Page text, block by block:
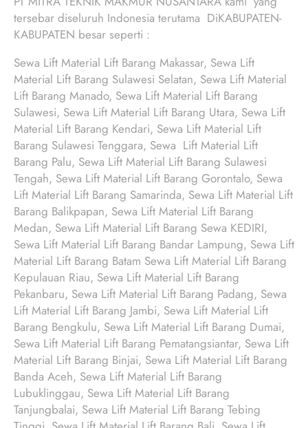
tersebar diseluruh Indonesia terutama DiKABUPATEN-
KABUPATEN besar seperti :
Sewa Lift Material Lift Barang Makassar, Sewa Lift
Material Lift Barang Sulawesi Selatan, Sewa Lift Material
Lift Barang Manado, Sewa Lift Material Lift Barang
Sulawesi, Sewa Lift Material Lift Barang Utara, Sewa Lift
Material Lift Barang Kendari, Sewa Lift Material Lift
Barang Sulawesi Tenggara, Sewa Lift Material Lift
Barang Palu, Sewa Lift Material Lift Barang Sulawesi
Tengah, Sewa Lift Material Lift Barang Gorontalo, Sewa
Lift Material Lift Barang Samarinda, Sewa Lift Material Lift
Barang Balikpapan, Sewa Lift Material Lift Barang
Medan, Sewa Lift Material Lift Barang Sewa KEDIRI,
Sewa Lift Material Lift Barang Bandar Lampung, Sewa Lift
Material Lift Barang Batam Sewa Lift Material Lift Barang
Kepulauan Riau, Sewa Lift Material Lift Barang
Pekanbaru, Sewa Lift Material Lift Barang Padang, Sewa
Lift Material Lift Barang Jambi, Sewa Lift Material Lift
Barang Bengkulu, Sewa Lift Material Lift Barang Dumai,
Sewa Lift Material Lift Barang Pematangsiantar, Sewa Lift
Material Lift Barang Binjai, Sewa Lift Material Lift Barang
Banda Aceh, Sewa Lift Material Lift Barang
Lubuklinggau, Sewa Lift Material Lift Barang
Tanjungbalai, Sewa Lift Material Lift Barang Tebing